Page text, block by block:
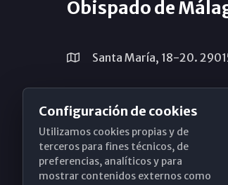
Obispado de
Santa María, 18-20.
Configuración de cookies
Utilizamos cookies propias y de
terceros para fines técnicos, de
preferencias, analíticos y para
mostrar contenidos externos como